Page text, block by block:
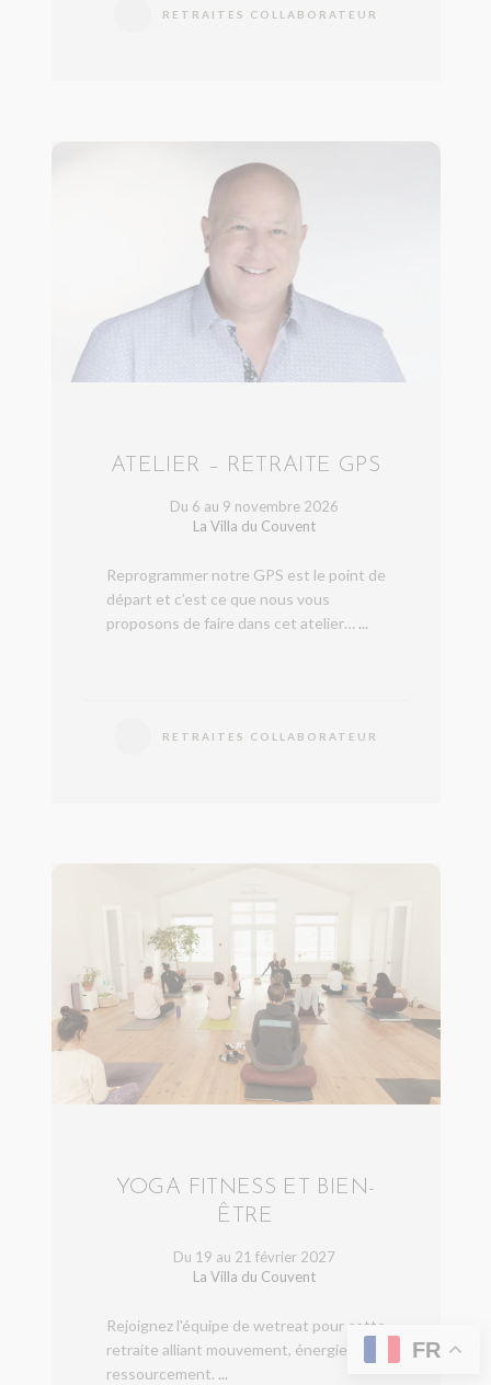
RETRAITES COLLABORATEUR
ATELIER – RETRAITE GPS
Du 6 au 9 novembre 2026
La Villa du Couvent
Reprogrammer notre GPS est le point de
départ et c’est ce que nous vous
proposons de faire dans cet atelier… ...
RETRAITES COLLABORATEUR
YOGA FITNESS ET BIEN-
ÊTRE
Du 19 au 21 février 2027
La Villa du Couvent
Rejoignez l'équipe de wetreat pour cette
retraite alliant mouvement, énergie et
ressourcement. ...
FR